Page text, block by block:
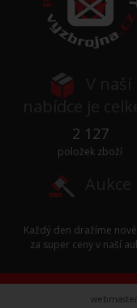
2 127
položek zboží
Každý den dražíme
za super ceny v naší